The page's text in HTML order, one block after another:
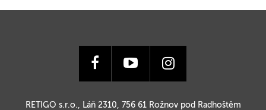
RETIGO s.r.o., Láň 2310, 756 61 Rožnov pod Radhoštěm